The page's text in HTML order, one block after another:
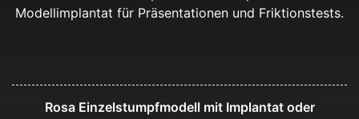
Rosa Einzelstumpfmodell mit Implantat oder